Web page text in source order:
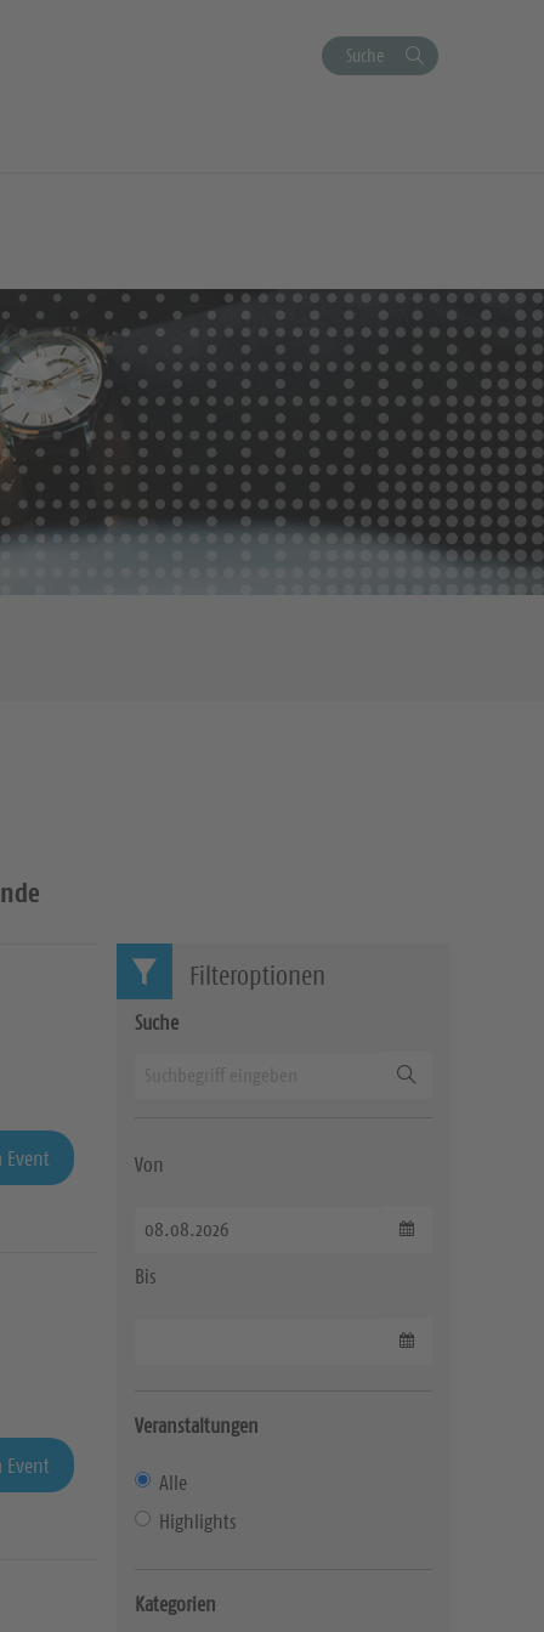
Suche
Event
Event
Filteroptionen
Suche
Von
Bis
Veranstaltungen
Alle
Highlights
Kategorien